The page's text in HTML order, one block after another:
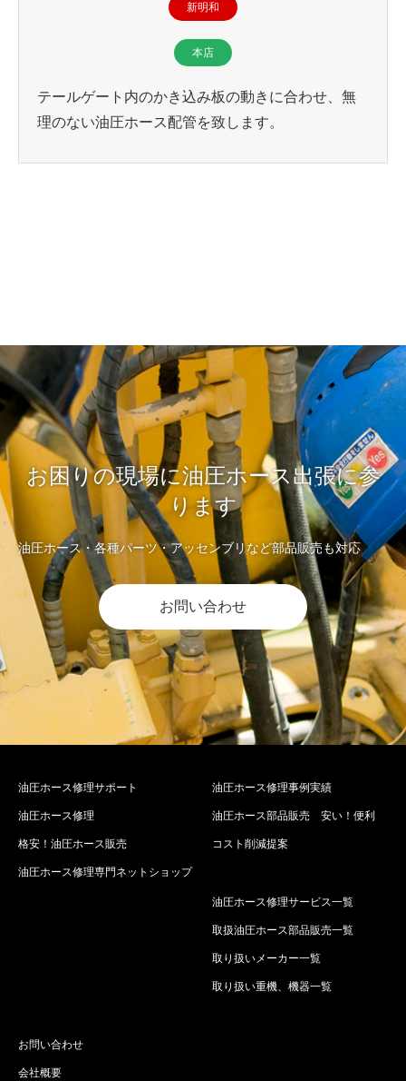
新明和
本店
テールゲート内のかき込み板の動きに合わせ、無
理のない油圧ホース配管を致します。
お困りの現場に油圧ホース出張に参
ります
油圧ホース・各種パーツ・アッセンブリなど部品販売も対応
お問い合わせ
油圧ホース修理サポート
油圧ホース修理
格安！油圧ホース販売
油圧ホース修理専門ネットショップ
油圧ホース修理事例実績
油圧ホース部品販売 安い！便利
コスト削減提案
油圧ホース修理サービス一覧
取扱油圧ホース部品販売一覧
取り扱いメーカー一覧
取り扱い重機、機器一覧
お問い合わせ
会社概要